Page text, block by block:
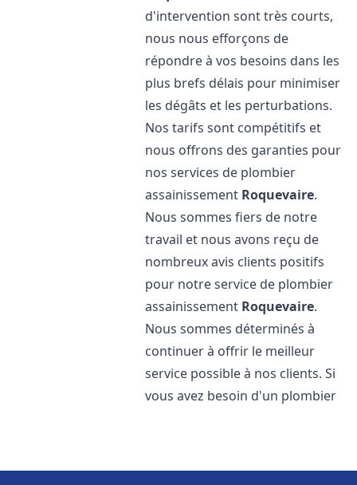
d'intervention sont très courts,
nous nous efforçons de
répondre à vos besoins dans les
plus brefs délais pour minimiser
les dégâts et les perturbations.
Nos tarifs sont compétitifs et
nous offrons des garanties pour
nos services de plombier
assainissement Roquevaire.
Nous sommes fiers de notre
travail et nous avons reçu de
nombreux avis clients positifs
pour notre service de plombier
assainissement Roquevaire.
Nous sommes déterminés à
continuer à offrir le meilleur
service possible à nos clients. Si
vous avez besoin d'un plombier